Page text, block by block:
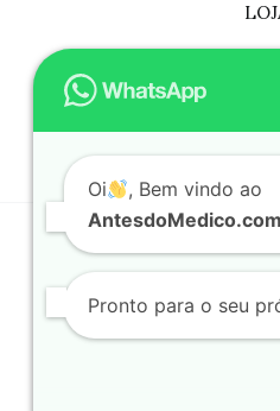
Instagram
© 2026
Powered byINTELPRISE
intelligence (Ai) full-stack
cybersecurity integrator,
contractor for civilians and
AntesdoMedico.com
Pronto para o seu